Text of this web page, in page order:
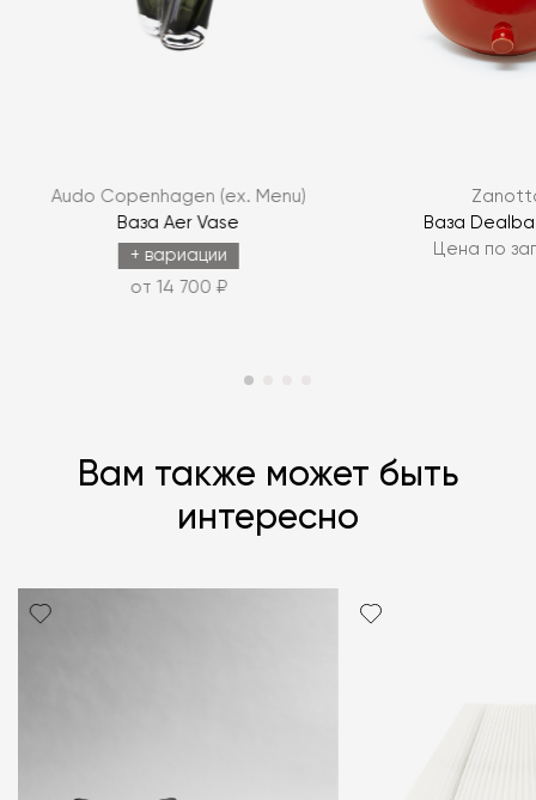
ЗАДАТЬ ВОПРОС
ЗАДАТЬ ВОПРОС
Audo Copenhagen (ex. Menu)
Ваза Aer Vase
+ вариации
от 14 700 ₽
Ваза
Цена по
Вам также может быть
интересно